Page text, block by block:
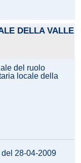
DELLA VALLE
del ruolo
locale della
28-04-2009